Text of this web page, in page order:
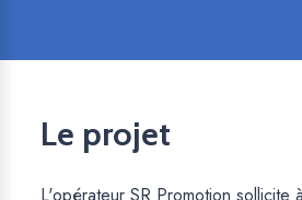
Le projet
L'opérateur SR Promotion